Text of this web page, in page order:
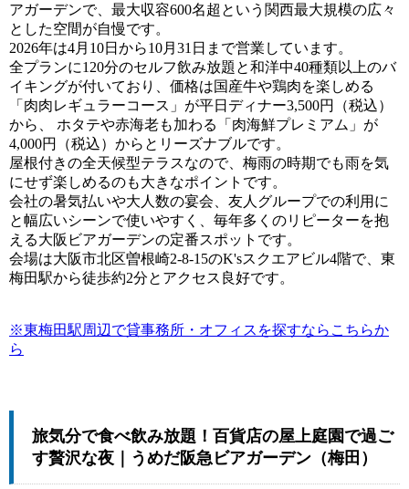
アガーデンで、最大収容600名超という関西最大規模の広々
とした空間が自慢です。
2026年は4月10日から10月31日まで営業しています。
全プランに120分のセルフ飲み放題と和洋中40種類以上のバ
イキングが付いており、価格は国産牛や鶏肉を楽しめる
「肉肉レギュラーコース」が平日ディナー3,500円（税込）
から、 ホタテや赤海老も加わる「肉海鮮プレミアム」が
4,000円（税込）からとリーズナブルです。
屋根付きの全天候型テラスなので、梅雨の時期でも雨を気
にせず楽しめるのも大きなポイントです。
会社の暑気払いや大人数の宴会、友人グループでの利用に
と幅広いシーンで使いやすく、毎年多くのリピーターを抱
える大阪ビアガーデンの定番スポットです。
会場は大阪市北区曽根崎2-8-15のK'sスクエアビル4階で、東
梅田駅から徒歩約2分とアクセス良好です。
※東梅田駅周辺で貸事務所・オフィスを探すならこちらか
ら
旅気分で食べ飲み放題！百貨店の屋上庭園で過ご
す贅沢な夜｜うめだ阪急ビアガーデン（梅田）